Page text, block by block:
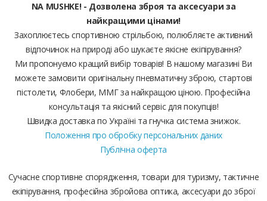
NA MUSHKE! - Дозволена зброя та аксесуари за
найкращими цінами!
Захоплюєтесь спортивною стрільбою, полюбляєте активний
відпочинок на природі або шукаєте якісне екіпірування?
Ми пропонуємо кращий вибір товарів! В нашому магазині Ви
можете замовити оригінальну пневматичну зброю, стартові
пістолети, Флобери, ММГ за найкращою ціною. Професійна
консультація та якісний сервіс для покупців!
Швидка доставка по Україні та гнучка система знижок.
Положення про обробку персональних даних
Публічна оферта
Сучасне спортивне спорядження, товари для туризму, тактичне
екіпірування, професійна збройова оптика, аксесуари до зброї